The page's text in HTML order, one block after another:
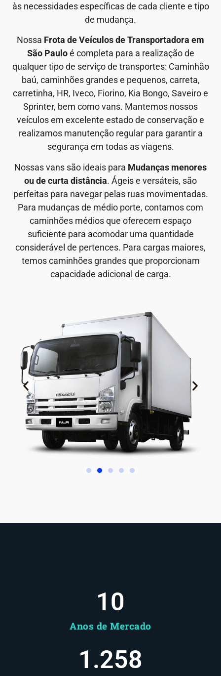
às necessidades específicas de cada cliente e tipo
de mudança.
Nossa Frota de Veículos de Transportadora em
São Pauloé completa para a realização de
qualquer tipo de serviço de transportes: Caminhão
baú, caminhões grandes e pequenos, carreta,
carretinha, HR, Iveco, Fiorino, Kia Bongo, Saveiro e
Sprinter, bem como vans. Mantemos nossos
veículos em excelente estado de conservação e
realizamos manutenção regular para garantir a
segurança em todas as viagens.
Nossas vans são ideais para Mudanças menores
ou de curta distância. Ágeis e versáteis, são
perfeitas para navegar pelas ruas movimentadas.
Para mudanças de médio porte, contamos com
caminhões médios que oferecem espaço
suficiente para acomodar uma quantidade
considerável de pertences. Para cargas maiores,
temos caminhões grandes que proporcionam
capacidade adicional de carga.
Anos de Mercado
10
1.258